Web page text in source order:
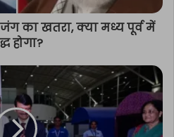
का खतरा, क्या मध्य पूर्व में
होगा?